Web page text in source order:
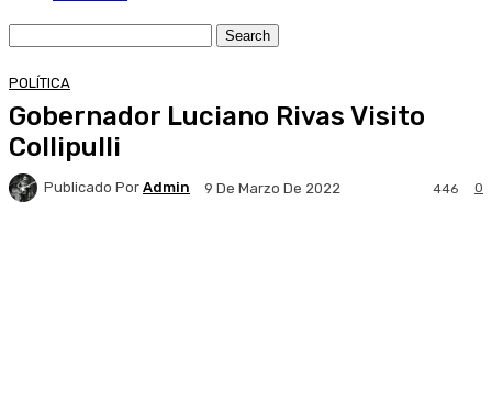
POLÍTICA
Gobernador Luciano Rivas Visito
Collipulli
Publicado Por Admin 9 De Marzo De 2022 0
446